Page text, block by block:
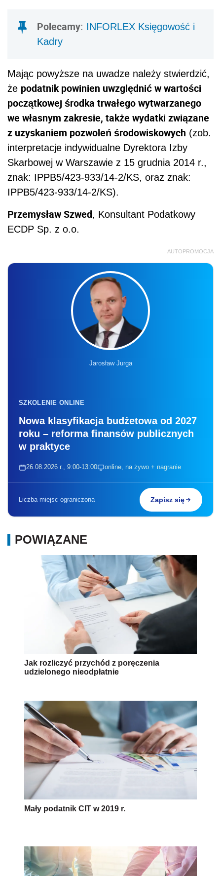
Polecamy: INFORLEX Księgowość i
Kadry
Mając powyższe na uwadze należy stwierdzić,
że podatnik powinien uwzględnić w wartości
początkowej środka trwałego wytwarzanego
we własnym zakresie, także wydatki związane
z uzyskaniem pozwoleń środowiskowych (zob.
interpretacje indywidualne Dyrektora Izby
Skarbowej w Warszawie z 15 grudnia 2014 r.,
znak: IPPB5/423-933/14-2/KS, oraz znak:
IPPB5/423-933/14-2/KS).
Przemysław Szwed, Konsultant Podatkowy
ECDP Sp. z o.o.
AUTOPROMOCJA
Jarosław Jurga
SZKOLENIE ONLINE
Nowa klasyfikacja budżetowa od 2027
roku – reforma finansów publicznych
w praktyce
26.08.2026 r., 9:00-13:00 online, na żywo + nagranie
Liczba miejsc ograniczona Zapisz się
POWIĄZANE
Jak rozliczyć przychód z poręczenia
udzielonego nieodpłatnie
Mały podatnik CIT w 2019 r.